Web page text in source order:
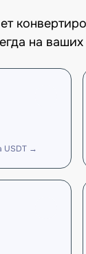
на ваших
USDT →